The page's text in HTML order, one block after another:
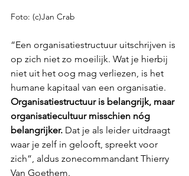
Foto: (c)Jan Crab
“Een organisatiestructuur uitschrijven is
op zich niet zo moeilijk. Wat je hierbij
niet uit het oog mag verliezen, is het
humane kapitaal van een organisatie.
Organisatiestructuur is belangrijk, maar
organisatiecultuur misschien nóg
belangrijker. Dat je als leider uitdraagt
waar je zelf in gelooft, spreekt voor
zich”, aldus zonecommandant Thierry
Van Goethem.